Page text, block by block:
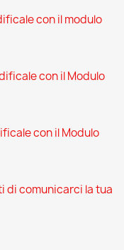
con il modulo
con il Modulo
con il Modulo
di comunicarci la tua